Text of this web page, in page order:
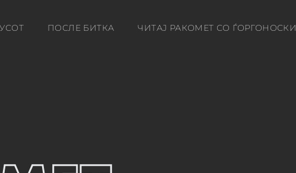
ПОСЛЕ БИТКА ЧИТАЈ РАКОМЕТ СО ЃОРГОНОСКИ